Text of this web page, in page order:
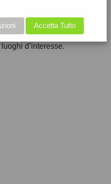
Francés.
indispensabile;
per affrontare il
d’interesse.
Accetta Tutto